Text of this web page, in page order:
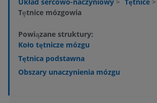
Tętnice mózgowia
Powiązane struktury:
Koło tętnicze mózgu
Tętnica podstawna
Obszary unaczynienia mózgu